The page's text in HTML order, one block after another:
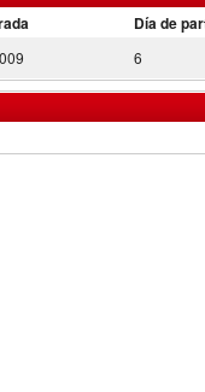
Día de
6